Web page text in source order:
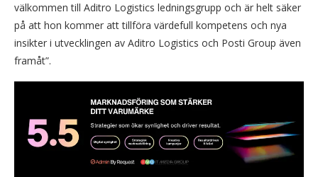
välkommen till Aditro Logistics ledningsgrupp och är helt säker
på att hon kommer att tillföra värdefull kompetens och nya
insikter i utvecklingen av Aditro Logistics och Posti Group även
framåt”.